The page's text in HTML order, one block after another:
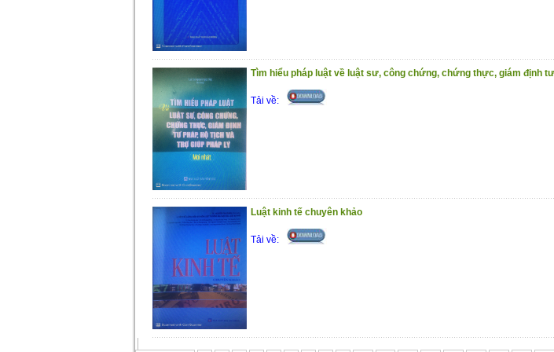
Tìm hiểu pháp luật về luật sư, công chứng, chứng thực, giám định
Tải về:
Luật kinh tế chuyên khảo
Tải về: